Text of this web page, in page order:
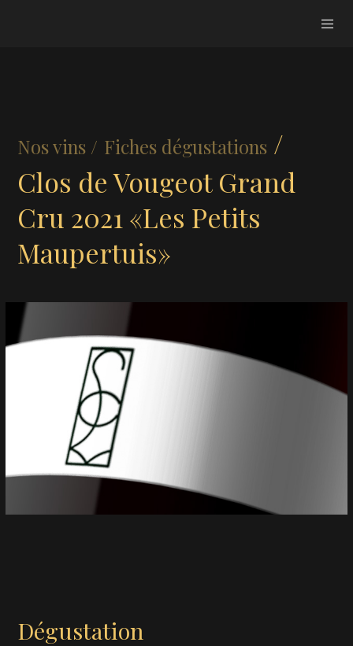
Nos vins / Fiches dégustations /
Clos de Vougeot Grand
Cru 2021 «Les Petits
Maupertuis»
Dégustation